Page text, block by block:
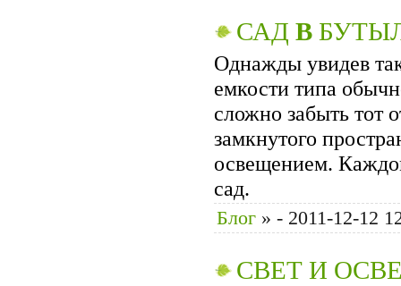
САД В
Однажды увидев
емкости типа
сложно забыть тот
замкнутого
освещением.
сад.
Блог » - 2011-12-12
СВЕТ И